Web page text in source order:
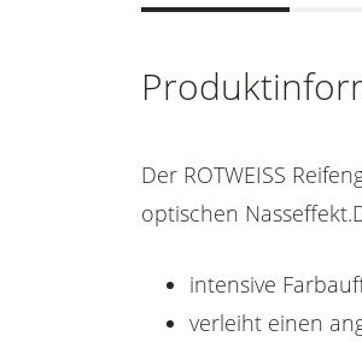
Der ROTWEISS
optischen
intensive
verleiht einen